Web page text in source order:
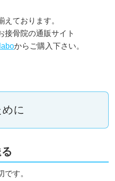
ております。
接骨院の通販サイト
からご購入下さい。
に
です。